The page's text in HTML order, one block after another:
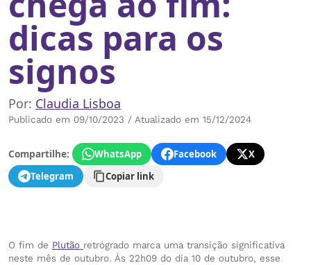
dicas para os
signos
Por: Claudia Lisboa
Publicado em 09/10/2023 / Atualizado em 15/12/2024
Compartilhe: WhatsApp Facebook
X
Telegram
Copiar link
O fim de Plutão retrógrado marca uma transição significativa
neste mês de outubro. Às 22h09 do dia 10 de outubro, esse